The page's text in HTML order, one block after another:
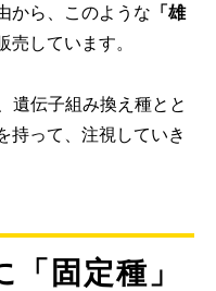
から、このような 「雄
しています。
遺伝子組み換え種とと
持って、注視していき
固定種」